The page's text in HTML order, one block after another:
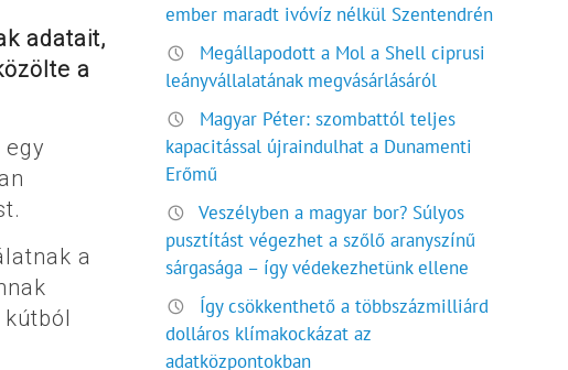
adatait,
a
a
ember maradt ivóvíz nélkül Szentendrén
Megállapodott a Mol a Shell ciprusi
leányvállalatának megvásárlásáról
Magyar Péter: szombattól teljes
kapacitással újraindulhat a Dunamenti
Erőmű
Veszélyben a magyar bor? Súlyos
pusztítást végezhet a szőlő aranyszínű
sárgasága – így védekezhetünk ellene
Így csökkenthető a többszázmilliárd
dolláros klímakockázat az
adatközpontokban